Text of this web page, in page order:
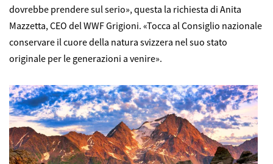
dovrebbe prendere sul serio», questa la richiesta di Anita
Mazzetta, CEO del WWF Grigioni. «Tocca al Consiglio nazionale
conservare il cuore della natura svizzera nel suo stato
originale per le generazioni a venire».